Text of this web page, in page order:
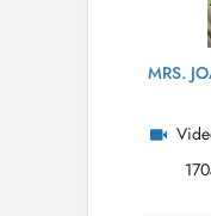
MRS.